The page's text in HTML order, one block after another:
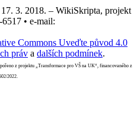
3. 2018. – WikiSkripta, projekt
• e-mail:
Commons Uveďte původ 4.0
práv a dalších podmínek.
z projektu „Transformace pro VŠ na UK“, financovaného z
2022.